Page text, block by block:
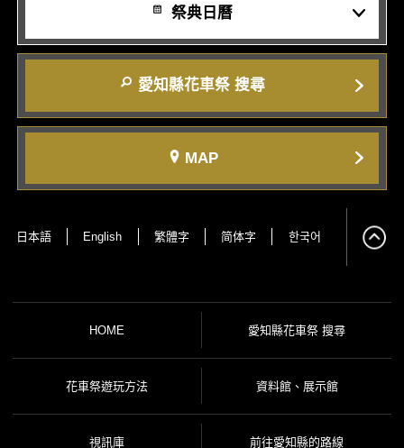
祭典日曆
愛知縣花車祭 搜尋
MAP
日本語 English 繁體字 简体字 한국어
HOME 愛知縣花車祭 搜尋
花車祭遊玩方法 資料館、展示館
視訊庫 前往愛知縣的路線